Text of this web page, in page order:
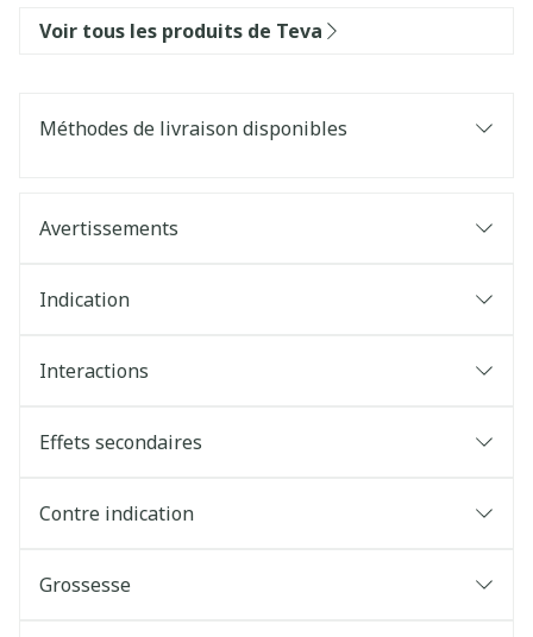
Voir tous les produits de Teva
Méthodes de livraison disponibles
Avertissements
Indication
Interactions
Effets secondaires
Contre indication
Grossesse